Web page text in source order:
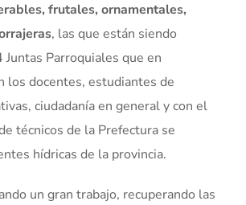
frutales, ornamentales,
, las que están siendo
Juntas Parroquiales que en
los docentes, estudiantes de
ciudadanía en general y con el
técnicos de la Prefectura se
hídricas de la provincia.
un gran trabajo, recuperando las